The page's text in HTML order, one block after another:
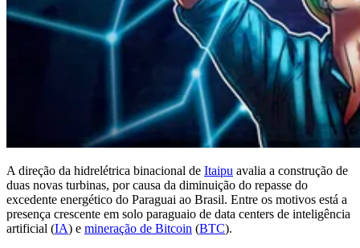
A direção da hidrelétrica binacional de Itaipu avalia a construção de
duas novas turbinas, por causa da diminuição do repasse do
excedente energético do Paraguai ao Brasil. Entre os motivos está a
presença crescente em solo paraguaio de data centers de inteligência
artificial (IA) e mineração de Bitcoin (BTC).